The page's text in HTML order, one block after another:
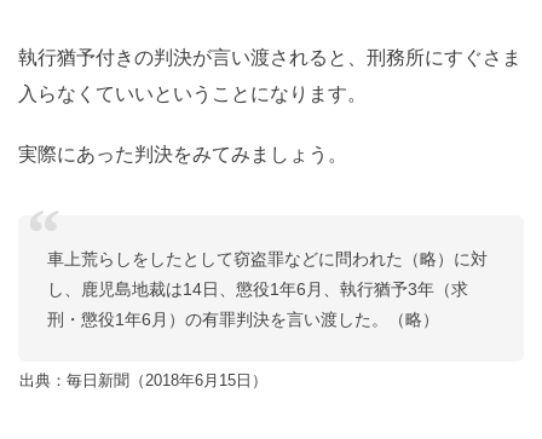
執行猶予付きの判決が言い渡されると、刑務所にすぐさま
入らなくていいということになります。
実際にあった判決をみてみましょう。
車上荒らしをしたとして窃盗罪などに問われた（略）に対
し、鹿児島地裁は14日、懲役1年6月、執行猶予3年（求
刑・懲役1年6月）の有罪判決を言い渡した。（略）
出典：毎日新聞（2018年6月15日）